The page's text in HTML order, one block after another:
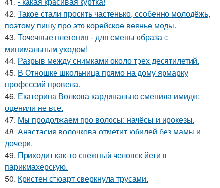
42. Такое стали просить частенько, особенно молодёжь,
поэтому пишу про это корейское веянье моды.
43. Точечные плетения - для смены образа с
минимальным уходом!
44. Разрыв между снимками около трех десятилетий.
45. В Отношке школьница прямо на дому ярмарку
профессий провела.
46. Екатерина Волкова кардинально сменила имидж:
оценили не все.
47. Мы продолжаем про волосы: начёсы и ирокезы.
48. Анастасия волочкова отметит юбилей без мамы и
дочери.
49. Приходит как-то снежный человек йети в
парикмахерскую.
50. Кристен стюарт сверкнула трусами.